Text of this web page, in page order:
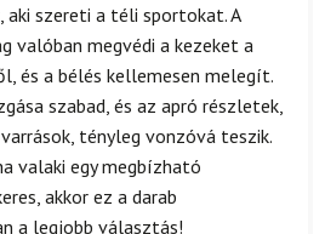
aki szereti a téli sportokat. A
valóban megvédi a kezeket a
és a bélés kellemesen melegít.
szabad, és az apró részletek,
tényleg vonzóvá teszik.
valaki egy megbízható
akkor ez a darab
a legjobb választás!